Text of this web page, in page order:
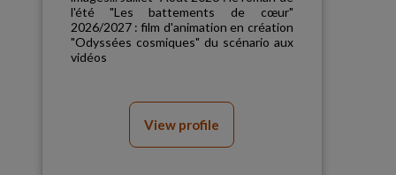
l'été "Les battements de cœur"
2026/2027 : film d'animation en création
"Odyssées cosmiques" du scénario aux
vidéos
View profile